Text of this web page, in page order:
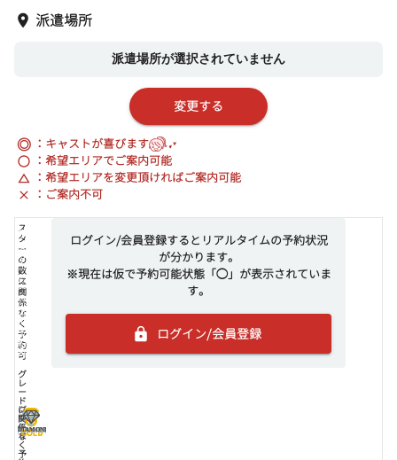
派遣場所
派遣場所が選択されていません
変更する
◎ ：キャストが喜びます
：希望エリアでご案内可能
：希望エリアを変更頂ければご案内可能
：ご案内不可
ログイン/会員登録するとリアルタイムの予約状況
が分かります。
※現在は仮で予約可能状態「◯」が表示されていま
す。
ログイン/会員登録
ス
タ
ー
ス
タ
ー
の
数
に
関
係
な
く
予
約
可
ス
タ
ー
1
つ
以
上
で
予
約
可
ス
タ
ー
2
つ
以
上
で
予
約
可
ス
タ
ー
3
つ
以
上
で
予
約
可
グ
レ
ー
ド
グ
レ
ー
ド
に
関
係
な
く
予
DIAMOND
DIAMOND
DIAMOND